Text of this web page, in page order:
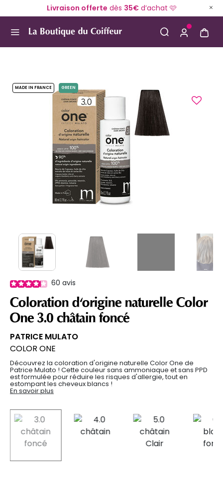
Livraison offerte dès 35€d’achat 🩷
MADE IN FRANCE GREEN
60 avis
Coloration d'origine naturelle Color
One 3.0 châtain foncé
PATRICE MULATO
COLOR ONE
Découvrez la coloration d'origine naturelle Color One de
Patrice Mulato ! Cette couleur sans ammoniaque et sans PPD
est formulée pour réduire les risques d'allergie, tout en
estompant les cheveux blancs !
En savoir plus
selected